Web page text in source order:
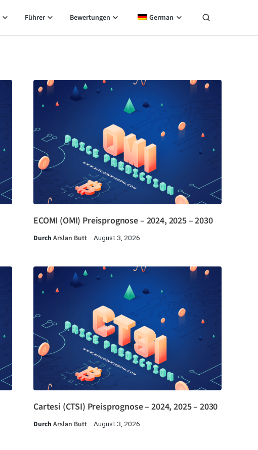
Führer Bewertungen German
ECOMI (OMI) Preisprognose – 2024, 2025 – 2030
Durch Arslan Butt August 3, 2026
Cartesi (CTSI) Preisprognose – 2024, 2025 – 2030
Durch Arslan Butt August 3, 2026